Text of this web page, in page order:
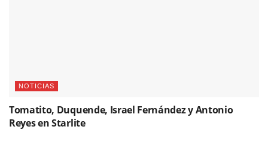
NOTICIAS
Tomatito, Duquende, Israel Fernández y Antonio
Reyes en Starlite